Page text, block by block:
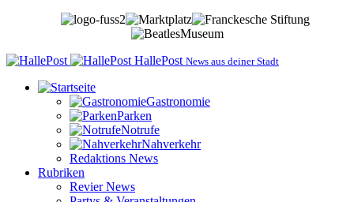
HallePost News aus deiner Stadt
Gastronomie
Parken
Notrufe
Nahverkehr
Redaktions News
Rubriken
Revier News